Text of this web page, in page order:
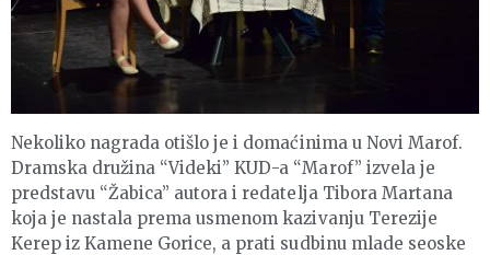
Nekoliko nagrada otišlo je i domaćinima u Novi Marof.
Dramska družina “Videki” KUD-a “Marof” izvela je
predstavu “Žabica” autora i redatelja Tibora Martana
koja je nastala prema usmenom kazivanju Terezije
Kerep iz Kamene Gorice, a prati sudbinu mlade seoske